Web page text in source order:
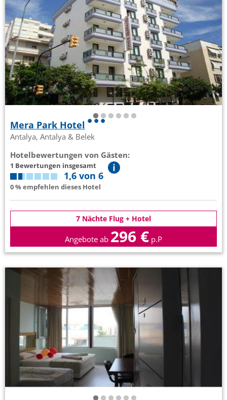
Mera Park Hotel
Antalya, Antalya & Belek
Hotelbewertungen von Gästen:
1 Bewertungen insgesamt
1,6 von 6
0 % empfehlen dieses Hotel
7 Nächte Flug + Hotel
Angebote ab 296 € p.P